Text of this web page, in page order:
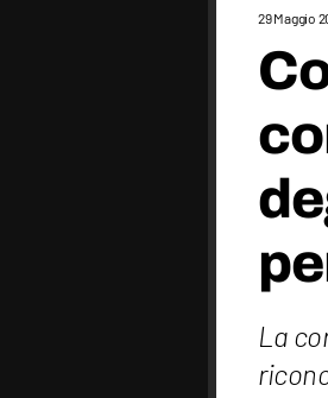
29 Maggio
La